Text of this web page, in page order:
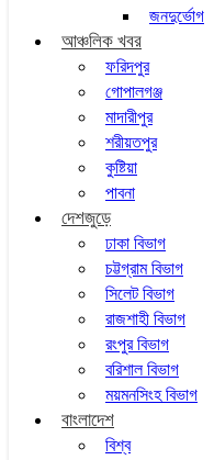
জনদুর্ভোগ
আঞ্চলিক খবর
ফরিদপুর
গোপালগঞ্জ
মাদারীপুর
শরীয়তপুর
কুষ্টিয়া
পাবনা
দেশজুড়ে
ঢাকা বিভাগ
চট্টগ্রাম বিভাগ
সিলেট বিভাগ
রাজশাহী বিভাগ
রংপুর বিভাগ
বরিশাল বিভাগ
ময়মনসিংহ বিভাগ
বাংলাদেশ
বিশ্ব